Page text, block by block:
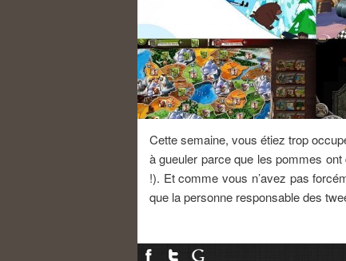
Cette semaine, vous étiez trop
à gueuler parce que les pommes
!). Et comme vous n’avez pas
que la personne responsable des